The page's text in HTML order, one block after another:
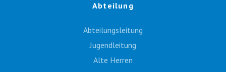
Abteilung
Abteilungsleitung
Jugendleitung
Alte Herren